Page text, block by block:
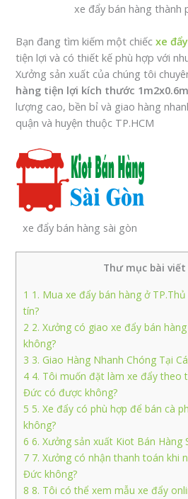
xe đẩy bán hàng thành
Bạn đang tìm kiếm một chiếc xe
tiện lợi và có thiết kế phù hợp với
Xưởng sản xuất của chúng tôi
hàng tiện lợi kích thước
lượng cao, bền bỉ và giao hàng
quận và huyện thuộc TP.HCM
xe đẩy bán hàng sài gòn
Thư mục bài viết
1 1. Mua xe đẩy bán hàng ở
tín?
2 2. Xưởng có giao xe đẩy bán
không?
3 3. Giao Hàng Nhanh Chóng Tại
4 4. Tôi muốn đặt làm xe đẩy theo
Đức có được không?
5 5. Xe đẩy có phù hợp để bán cà
không?
6 6. Xưởng sản xuất Kiot Bán Hàng
7 7. Xưởng có nhận thanh toán khi
Đức không?
8 8. Tôi có thể xem mẫu xe đẩy